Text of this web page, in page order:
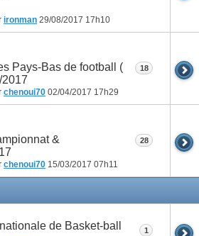
ironman 29/08/2017 17h10
Pays-Bas de football (
chenoui70 02/04/2017 17h29
18
&
chenoui70 15/03/2017 07h11
28
de Basket-ball 1